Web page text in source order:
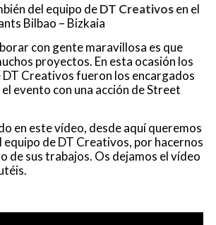
del equipo deDT Creativosen el
Bilbao – Bizkaia
con gente maravillosa es que
proyectos. En esta ocasión los
Creativos fueron los encargados
evento con una acción de Street
en este vídeo, desde aquí queremos
de DT Creativos, por hacernos
de sus trabajos. Os dejamos el vídeo